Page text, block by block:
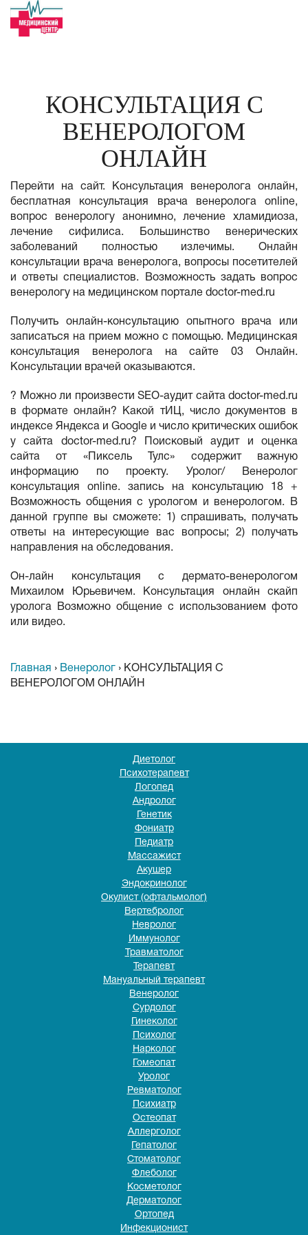
КОНСУЛЬТАЦИЯ С
ВЕНЕРОЛОГОМ
ОНЛАЙН
Перейти на сайт. Консультация венеролога онлайн,
бесплатная консультация врача венеролога online,
вопрос венерологу анонимно, лечение хламидиоза,
лечение сифилиса. Большинство венерических
заболеваний полностью излечимы. Онлайн
консультации врача венеролога, вопросы посетителей
и ответы специалистов. Возможность задать вопрос
венерологу на медицинском портале doctor-med.ru
Получить онлайн-консультацию опытного врача или
записаться на прием можно с помощью. Медицинская
консультация венеролога на сайте 03 Онлайн.
Консультации врачей оказываются.
? Можно ли произвести SEO-аудит сайта doctor-med.ru
в формате онлайн? Какой тИЦ, число документов в
индексе Яндекса и Google и число критических ошибок
у сайта doctor-med.ru? Поисковый аудит и оценка
сайта от «Пиксель Тулс» содержит важную
информацию по проекту. Уролог/ Венеролог
консультация online. запись на консультацию 18 +
Возможность общения с урологом и венерологом. В
данной группе вы сможете: 1) спрашивать, получать
ответы на интересующие вас вопросы; 2) получать
направления на обследования.
Он-лайн консультация с дермато-венерологом
Михаилом Юрьевичем. Консультация онлайн скайп
уролога Возможно общение с использованием фото
или видео.
Главная › Венеролог › КОНСУЛЬТАЦИЯ С
ВЕНЕРОЛОГОМ ОНЛАЙН
Диетолог
Психотерапевт
Логопед
Андролог
Генетик
Фониатр
Педиатр
Массажист
Акушер
Эндокринолог
Окулист (офтальмолог)
Вертебролог
Невролог
Иммунолог
Травматолог
Терапевт
Мануальный терапевт
Венеролог
Сурдолог
Гинеколог
Психолог
Нарколог
Гомеопат
Уролог
Ревматолог
Психиатр
Остеопат
Аллерголог
Гепатолог
Стоматолог
Флеболог
Косметолог
Дерматолог
Ортопед
Инфекционист